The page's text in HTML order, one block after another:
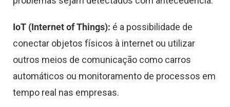
IoT (Internet of Things): é a possibilidade de
conectar objetos físicos à internet ou utilizar
outros meios de comunicação como carros
automáticos ou monitoramento de processos em
tempo real nas empresas.